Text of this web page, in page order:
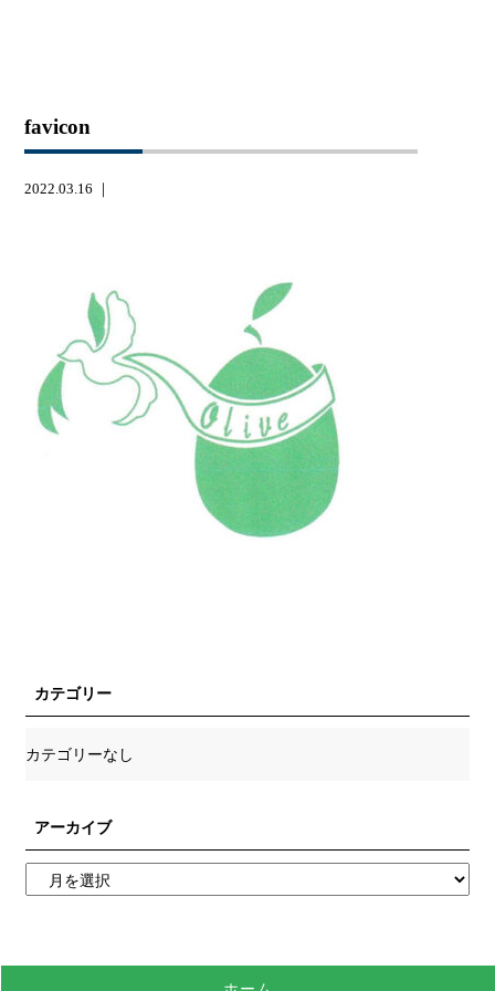
favicon
2022.03.16 ｜
カテゴリー
カテゴリーなし
アーカイブ